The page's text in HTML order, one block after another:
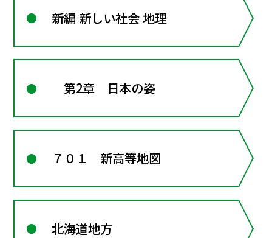
新編 新しい社会 地理
第2章 日本の姿
７０１ 新高等地図
北海道地方